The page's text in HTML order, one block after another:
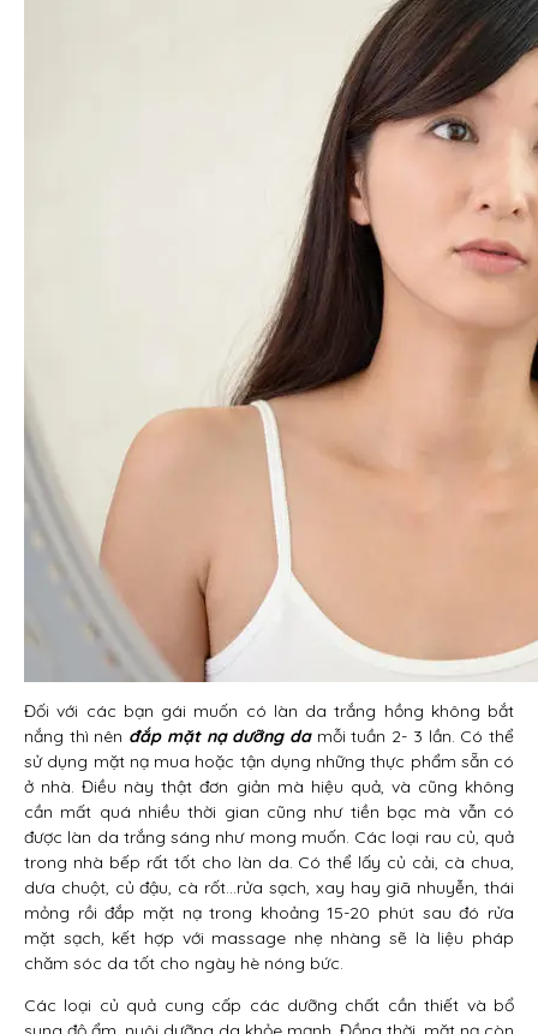
Đối với các bạn gái muốn có làn da trắng hồng không bắt
nắng thì nên đắp mặt nạ dưỡng damỗi tuần 2- 3 lần. Có thể
sử dụng mặt nạ mua hoặc tận dụng những thực phẩm sẵn có
ở nhà. Điều này thật đơn giản mà hiệu quả, và cũng không
cần mất quá nhiều thời gian cũng như tiền bạc mà vẫn có
được làn da trắng sáng như mong muốn. Các loại rau củ, quả
trong nhà bếp rất tốt cho làn da. Có thể lấy củ cải, cà chua,
dưa chuột, củ đậu, cà rốt…rửa sạch, xay hay giã nhuyễn, thái
mỏng rồi đắp mặt nạ trong khoảng 15-20 phút sau đó rửa
mặt sạch, kết hợp với massage nhẹ nhàng sẽ là liệu pháp
chăm sóc da tốt cho ngày hè nóng bức.
Các loại củ quả cung cấp các dưỡng chất cần thiết và bổ